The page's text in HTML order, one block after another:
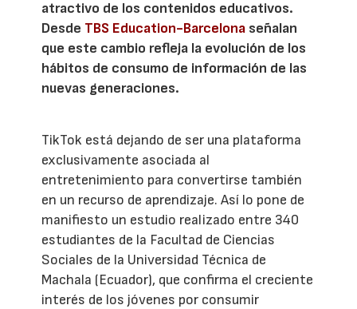
atractivo de los contenidos educativos.
Desde TBS Education-Barcelona señalan
que este cambio refleja la evolución de los
hábitos de consumo de información de las
nuevas generaciones.
TikTok está dejando de ser una plataforma
exclusivamente asociada al
entretenimiento para convertirse también
en un recurso de aprendizaje. Así lo pone de
manifiesto un estudio realizado entre 340
estudiantes de la Facultad de Ciencias
Sociales de la Universidad Técnica de
Machala (Ecuador), que confirma el creciente
interés de los jóvenes por consumir